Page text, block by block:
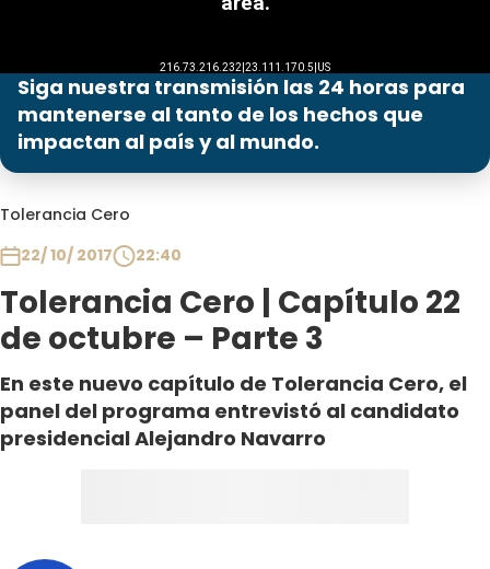
Siga nuestra transmisión las 24 horas para
mantenerse al tanto de los hechos que
impactan al país y al mundo.
Tolerancia Cero
22/ 10/ 2017
22:40
Tolerancia Cero | Capítulo 22
de octubre – Parte 3
En este nuevo capítulo de Tolerancia Cero, el
panel del programa entrevistó al candidato
presidencial Alejandro Navarro
Programas
Club De La Comedia
Contigo en Directo
Plan Perfecto
El Tiempo
Sabingo
Todos Los Programas